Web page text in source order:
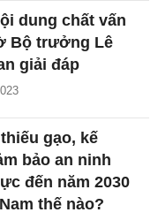
dung chất vấn
Bộ trưởng Lê
giải đáp
gạo, kế
bảo an ninh
đến năm 2030
thế nào?